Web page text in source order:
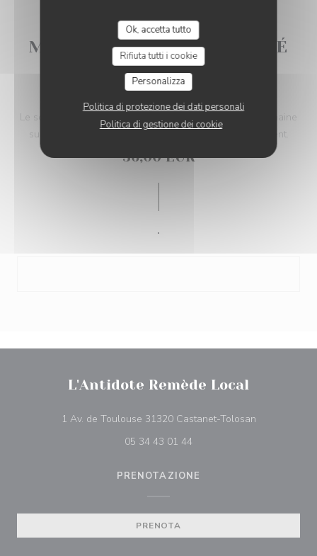
Ok, accetta tutto
Rifiuta tutti i cookie
Personalizza
Politica di protezione dei dati personali
Politica di gestione dei cookie
MENU DU SOIR (EN CONGÉ
JUSQU’AU MARDI 1ER
SEPTEMBRE)
Le soir, nous retravaillons les saveurs du menu de la semaine
sublimées par les inspirations et les arrivages du moment.
36,00 EUR
.
L'Antidote Remède Local
1 Av. de Toulouse 31320 Castanet-Tolosan((apre una
05 34 43 01 44
PRENOTAZIONE
PRENOTA